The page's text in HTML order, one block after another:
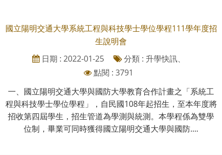
國立陽明交通大學系統工程與科技學士學位學程111學年度招
生說明會
日期 : 2022-01-25
分類 : 升學快訊、
點閱 : 3791
一、國立陽明交通大學與國防大學教育合作計畫之「系統工
程與科技學士學位學程」，自民國108年起招生，至本年度將
招收第四屆學生，招生管道為學測與統測。本學程係為雙學
位制，畢業可同時獲得國立陽明交通大學與國防....